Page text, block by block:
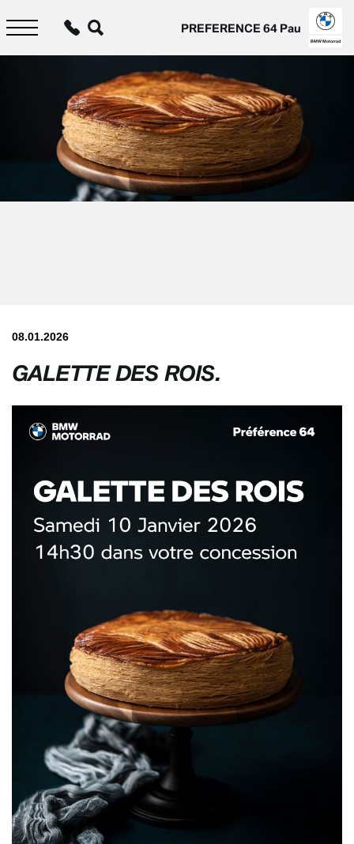
contenu
PREFERENCE 64 Pau
BMW Motorrad
08.01.2026
GALETTE DES ROIS.